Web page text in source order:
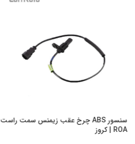
سنسور ABS چرخ عقب زیمنس سمت راست
ROA | کروز